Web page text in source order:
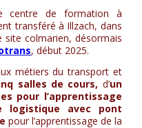
centre de formation à
transféré à Illzach, dans
site colmarien, désormais
, début 2025.
métiers du transport et
salles de cours, d’un
pour l’apprentissage
logistique avec pont
pour l’apprentissage de la